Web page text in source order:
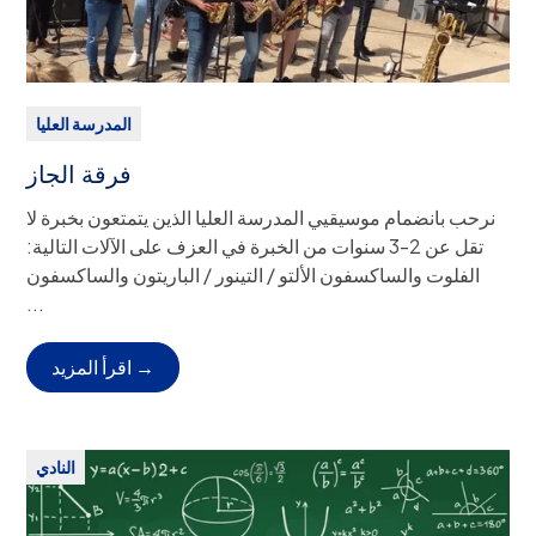
يورو سنوياً.
المدرسة العليا
فرقة الجاز
نرحب بانضمام موسيقيي المدرسة العليا الذين يتمتعون بخبرة لا
تقل عن 2-3 سنوات من الخبرة في العزف على الآلات التالية:
الفلوت والساكسفون الألتو / التينور / الباريتون والساكسفون
البوق والترومبون / الترومبون / الأوفونيوم والجيتار الكهربائي
الصف (الصفوف):
المغادرة المستقلة من الحرم الجامعي (النقل العام أو
موعد الاجتماع: يحدد فيما بعد
مشرفو الكليةالسيد هول
وصف النادي:نحن "فرقة كبيرة" قياسية تعزف مجموعة متنوعة
...
اقرأ المزيد →
النادي